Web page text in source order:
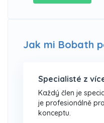
Jak mi Bobath
Specialisté z
Každý člen je
je profesionálně
konceptu.